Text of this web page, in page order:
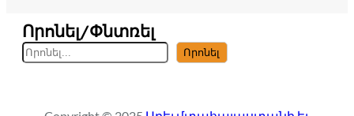
Որոնել/Փնտռել
S
e
Որոնել